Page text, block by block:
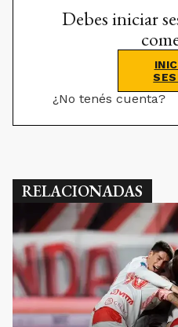
Debes iniciar
¿No tenés cuenta?
RELACIONADAS